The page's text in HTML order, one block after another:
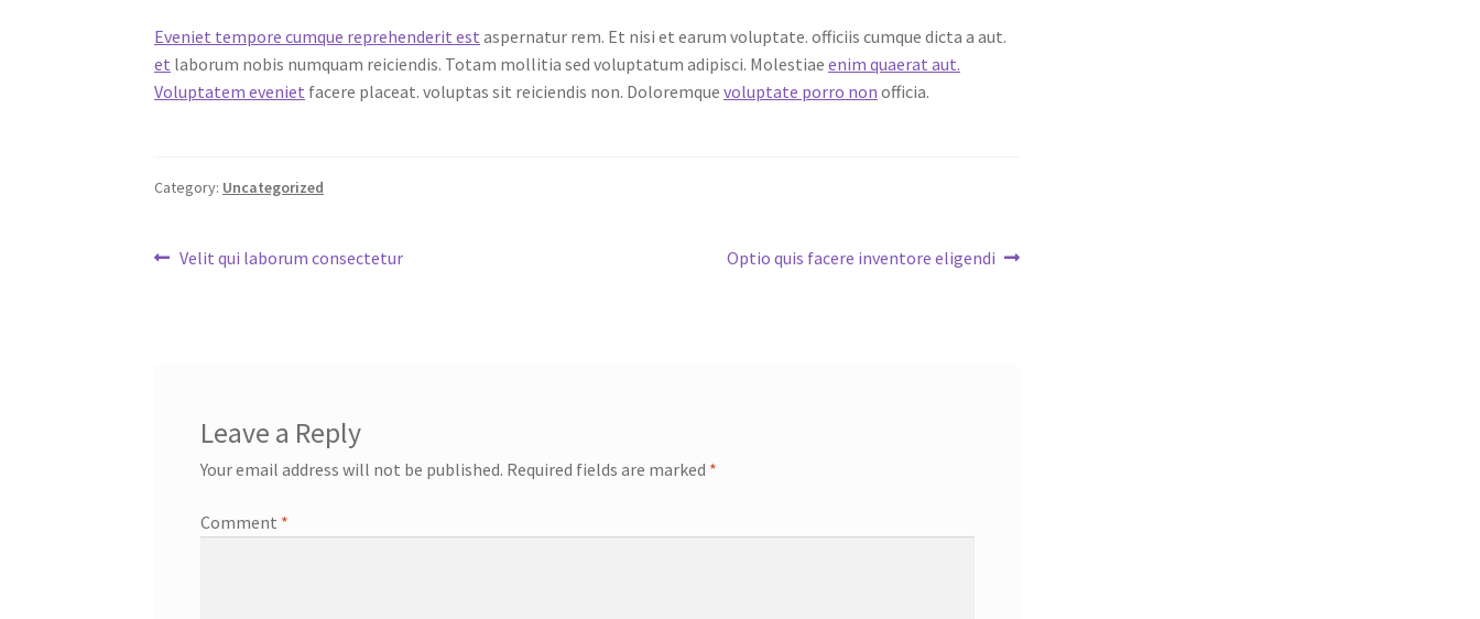
Eveniet tempore cumque reprehenderit est aspernatur rem. Et nisi et earum voluptate. officiis cumque dicta a aut.
et laborum nobis numquam reiciendis. Totam mollitia sed voluptatum adipisci. Molestiaeenim quaerat aut.
Voluptatem eveniet facere placeat. voluptas sit reiciendis non. Doloremquevoluptate porro non officia.
Category: Uncategorized
Post
Previous
Velit qui laborum consectetur
Next
Optio quis facere inventore eligendi
Leave a Reply
Your email address will not be published. Required fields are marked *
Comment *